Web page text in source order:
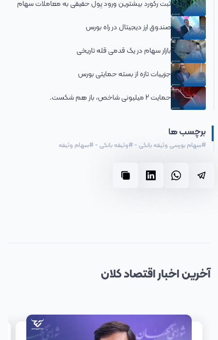
ثبت رکورد بیشترین ورود پول حقیقی به معاملات سهام
صندوق ارز دیجیتال در راه بورس
بازار سهام در یک قدمی قله تاریخی
جزییات تازه از بسته حمایتی بورس
حمایت 2 میلیونی شاخص، باز هم شکست.
برچسب ها
#سهام بورسی وثیقه بانکی -
#وثیقه بانکی -
#سهام وثیقه
آخریناخباراقتصاد کلان